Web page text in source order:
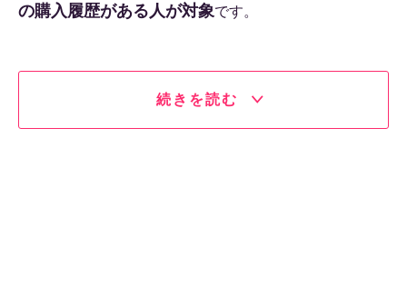
の購入履歴がある人が対象です。
続きを読む